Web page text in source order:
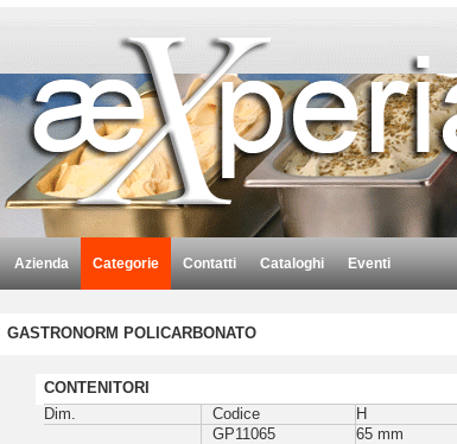
Azienda Categorie Contatti Cataloghi Eventi
GASTRONORM POLICARBONATO
CONTENITORI
Dim.
Codice H
GP11065 65 mm